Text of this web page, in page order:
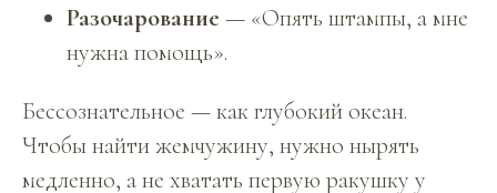
Разочарование — «Опять штампы, а мне
нужна помощь».
Бессознательное — как глубокий океан.
Чтобы найти жемчужину, нужно нырять
медленно, а не хватать первую ракушку у